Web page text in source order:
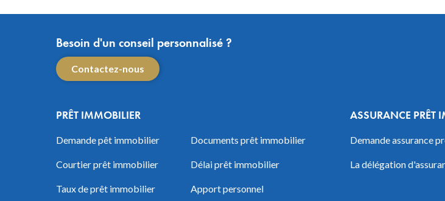
Besoin d'un conseil personnalisé ?
Contactez-nous
PRÊT IMMOBILIER
Demande pêt immobilier
Courtier prêt immobilier
Taux de prêt immobilier
Documents prêt immobilier
Délai prêt immobilier
Apport personnel
ASSURANCE PRÊT
Demande assurance
La délégation